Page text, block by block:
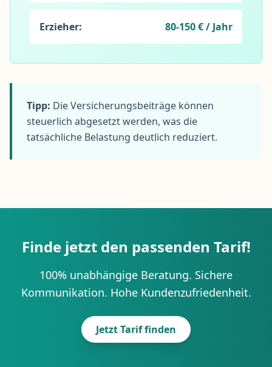
Erzieher: 80-150 € / Jahr
Tipp: Die Versicherungsbeiträge können
steuerlich abgesetzt werden, was die
tatsächliche Belastung deutlich reduziert.
Finde jetzt den passenden Tarif!
100% unabhängige Beratung. Sichere
Kommunikation. Hohe Kundenzufriedenheit.
Jetzt Tarif finden